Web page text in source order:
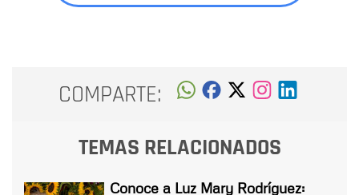
COMPARTE:
TEMAS RELACIONADOS
Conoce a Luz Mary Rodríguez: